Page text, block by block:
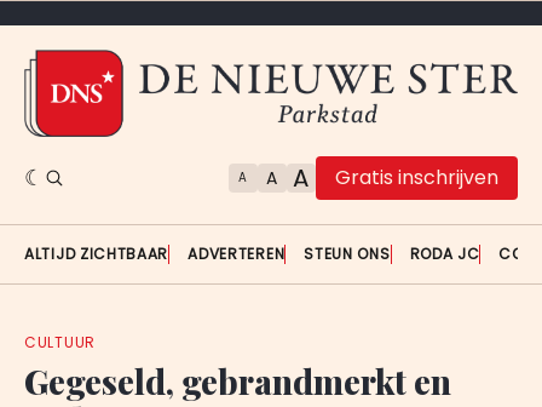
A A A Gratis inschrijven
ALTIJD ZICHTBAAR ADVERTEREN STEUN ONS RODA JC
CULTUUR
Gegeseld, gebrandmerkt en